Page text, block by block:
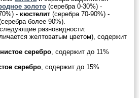
золото (серебра 0-30%) -
- кюстелит (серебра 70-90%) -
более 90%).
разновидности:
желтоватым цветом), содержит
серебро, содержит до 11%
серебро, содержит до 15%